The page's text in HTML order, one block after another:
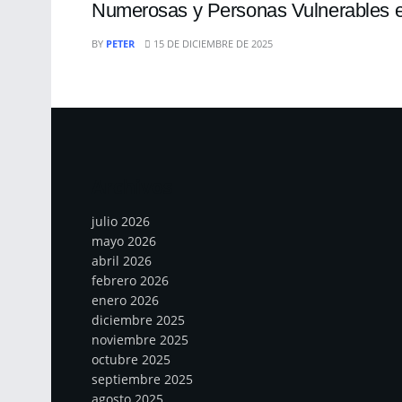
Numerosas y Personas Vulnerables
BY PETER 15 DE DICIEMBRE DE 2025
julio 2026
mayo 2026
abril 2026
febrero 2026
enero 2026
diciembre 2025
noviembre 2025
octubre 2025
septiembre 2025